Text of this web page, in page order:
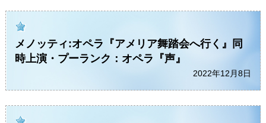
メノッティ:オペラ『アメリア舞踏会へ行く』同
時上演・プーランク：オペラ『声』
2022年12月8日